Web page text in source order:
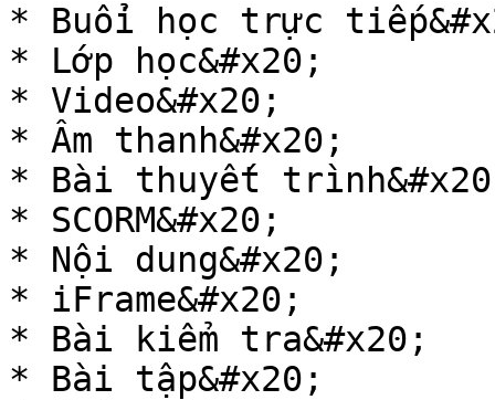
* Buổi học trực
* Lớp học&#x20;
* Video&#x20;
* Âm thanh&#x20;
* Bài thuyết
* SCORM&#x20;
* Nội dung&#x20;
* iFrame&#x20;
* Bài kiểm tra&#x20;
* Bài tập&#x20;